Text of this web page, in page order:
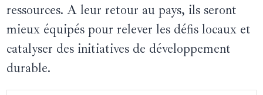
ressources. A leur retour au pays, ils seront
mieux équipés pour relever les défis locaux et
catalyser des initiatives de développement
durable.